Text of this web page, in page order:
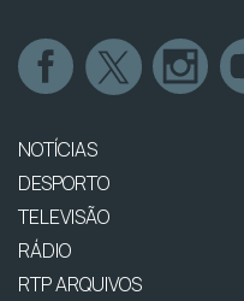
NOTÍCIAS
DESPORTO
TELEVISÃO
RÁDIO
RTP ARQUIVOS